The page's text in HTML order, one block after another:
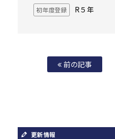
初年度登録 R５年
前の記事
更新情報